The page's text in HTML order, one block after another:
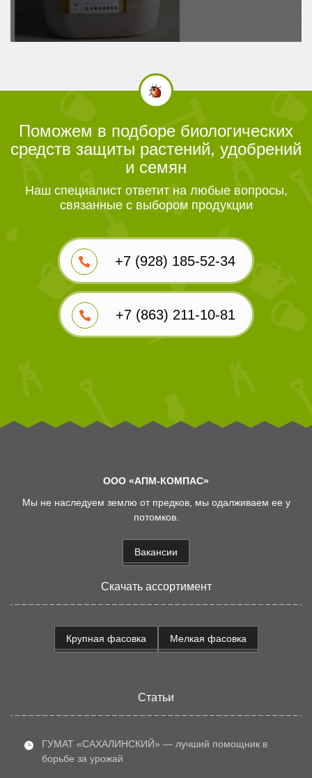
Поможем в подборе биологических
средств защиты растений, удобрений
и семян
Наш специалист ответит на любые вопросы,
связанные с выбором продукции
+7 (928) 185-52-34
+7 (863) 211-10-81
ООО «АПМ-КОМПАС»
Мы не наследуем землю от предков, мы одалживаем ее у
потомков.
Вакансии
Скачать ассортимент
Крупная фасовка Мелкая фасовка
Статьи
ГУМАТ «САХАЛИНСКИЙ» — лучший помощник в
борьбе за урожай